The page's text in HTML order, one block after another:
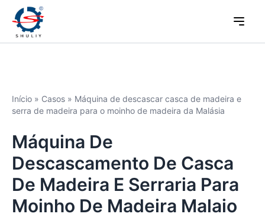
Início » Casos » Máquina de descascar casca de madeira e
serra de madeira para o moinho de madeira da Malásia
Máquina De
Descascamento De Casca
De Madeira E Serraria Para
Moinho De Madeira Malaio